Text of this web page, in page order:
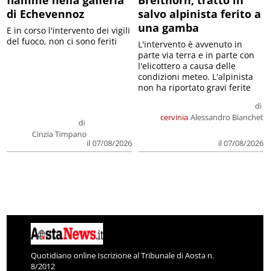
di Echevennoz
di
Cinzia Timpano
il 07/08/2026
E in corso l'intervento dei vigili
del fuoco, non ci sono feriti
salvo alpinista ferito a
una gamba
cervinia
di
Alessandro Bianchet
il 07/08/2026
L'intervento è avvenuto in
parte via terra e in parte con
l'elicottero a causa delle
condizioni meteo. L'alpinista
non ha riportato gravi ferite
Quotidiano online Iscrizione al Tribunale di Aosta n.
8/2012